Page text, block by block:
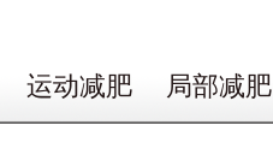
运动减肥 局部减肥